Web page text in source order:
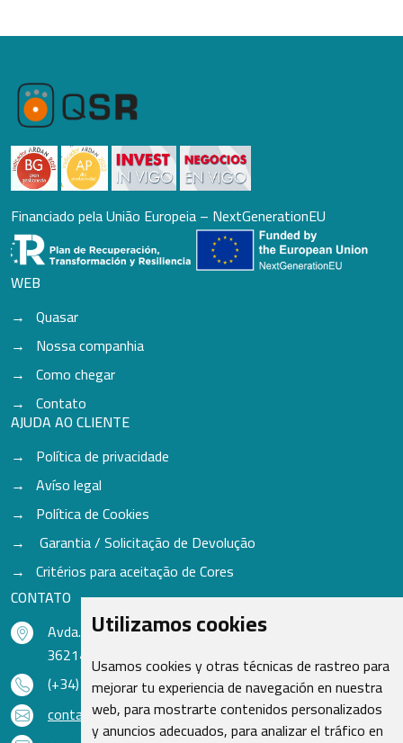
Utilizamos cookies
Usamos cookies y otras técnicas de rastreo para
mejorar tu experiencia de navegación en nuestra
web, para mostrarte contenidos personalizados
y anuncios adecuados, para analizar el tráfico en
Financiado pela União Europeia – NextGenerationEU
WEB
Quasar
Nossa companhia
Como chegar
Contato
AJUDA AO CLIENTE
Política de privacidade
Avíso legal
Política de Cookies
Garantia / Solicitação de Devolução
Critérios para aceitação de Cores
CONTATO
Avda. do Freixo - Sardoma, 13
36214 Vigo - Pontevedra - Espanha
(+34) 986 48 16 33
contacto@qsr.es